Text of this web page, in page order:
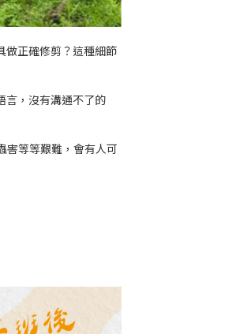
做正確修剪？這種細節
言，沒有溝通不了的
害等等艱難，會有人可